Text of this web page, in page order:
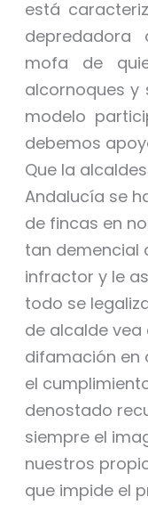
está
mofa de
alcornoques y
modelo
debemos
Que la
Andalucía se
de fincas en
tan demencial
infractor y le
todo se
de alcalde
difamación en
el
denostado
siempre el
nuestros
que impide el